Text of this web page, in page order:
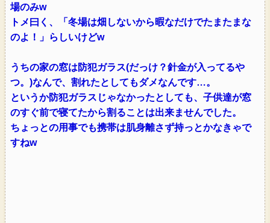
場のみw
トメ曰く、「冬場は畑しないから暇なだけでたまたまな
のよ！」らしいけどw
うちの家の窓は防犯ガラス(だっけ？針金が入ってるや
つ。)なんで、割れたとしてもダメなんです…。
というか防犯ガラスじゃなかったとしても、子供達が窓
のすぐ前で寝てたから割ることは出来ませんでした。
ちょっとの用事でも携帯は肌身離さず持っとかなきゃで
すねw